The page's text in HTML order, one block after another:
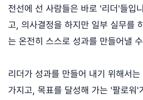
전선에 선 사람들은 바로 '리더'들입
고, 의사결정을 하지만 일부 실무를
는 온전히 스스로 성과를 만들어낼
리더가 성과를 만들어 내기 위해서
가지고, 목표를 달성해 가는 '팔로워'